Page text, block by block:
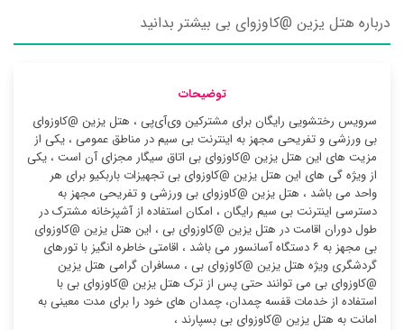
درباره هتل یزین @کاوزوای بی بیشتر بدانید
توضیحات
سرویس رختشویی رایگان برای مشترکین وی‌آی‌پی ، هتل یزین @کاوزوای
بی ورزشی و تفریحی مجهز به اینترنت بی سیم در مناطق عمومی ، یکی از
مزیت های این هتل یزین @کاوزوای بی اتاق سیگار مجزای آن است ، یکی
از ویژه گی های این هتل یزین @کاوزوای بی تجهیزات باربکیو برای هر
واحد می باشد ، هتل یزین @کاوزوای بی ورزشی و تفریحی مجهز به
دسترسی اینترنت بی سیم رایگان ، امکان استفاده از آشپزخانه مشترک در
طول دوران اقامت در هتل یزین @کاوزوای بی ، این هتل یزین @کاوزوای
بی مجهز به ۶ دستگاه آسانسور می باشد ، اقامتی خاطره انگیز با تورهای
گردشگری ویژه هتل یزین @کاوزوای بی ، مسافران گرامی هتل یزین
@کاوزوای بی می توانند حتی پس از ترک هتل یزین @کاوزوای بی با
استفاده از خدمات قفسه چمدان، چمدان های خود را برای مدت معینی به
امانت به هتل یزین @کاوزوای بی بسپارند ،